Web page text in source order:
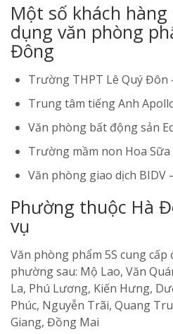
Một số khách
dụng văn phòng
Đông
Trường THPT Lê Quý Đôn
Trung tâm tiếng Anh
Văn phòng bất động sản
Trường mầm non Hoa Sữa
Văn phòng giao dịch BIDV
Phường thuộc Hà
vụ
Văn phòng phẩm 5S cung cấp
phường sau: Mộ Lao, Văn
La, Phú Lương, Kiến Hưng,
Phúc, Nguyễn Trãi, Quang
Giang, Đồng Mai